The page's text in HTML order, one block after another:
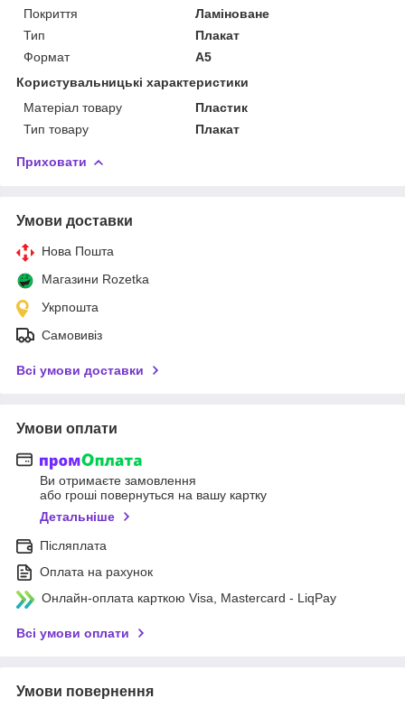
Покриття
Ламіноване
Тип
Плакат
Формат
A5
Користувальницькі характеристики
Матеріал товару
Пластик
Тип товару
Плакат
Приховати
Умови доставки
Нова Пошта
Магазини Rozetka
Укрпошта
Самовивіз
Всі умови доставки
Умови оплати
Ви отримаєте замовлення
або гроші повернуться на вашу картку
Детальніше
Післяплата
Оплата на рахунок
Онлайн-оплата карткою Visa, Mastercard - LiqPay
Всі умови оплати
Умови повернення